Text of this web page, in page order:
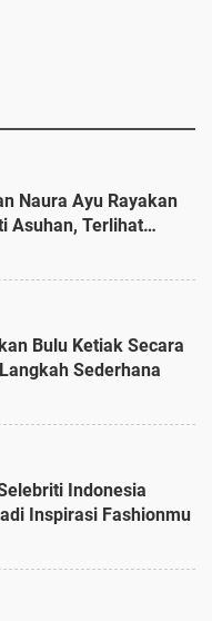
Naura Ayu Rayakan
Asuhan, Terlihat
Cokelat
Bulu Ketiak Secara
Sederhana
Indonesia
Inspirasi Fashionmu